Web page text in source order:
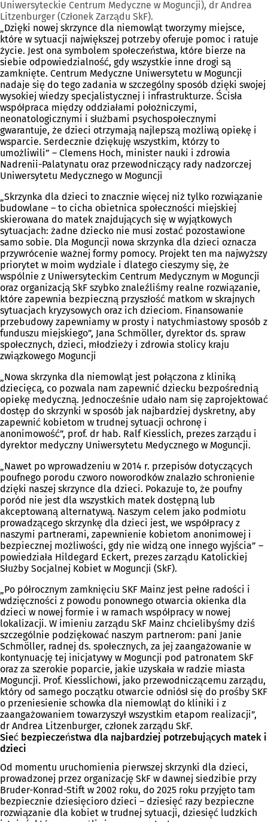
Uniwersyteckie Centrum Medyczne w Moguncji), dr Andrea
Litzenburger (Członek Zarządu SkF).
„Dzięki nowej skrzynce dla niemowląt tworzymy miejsce,
które w sytuacji największej potrzeby oferuje pomoc i ratuje
życie. Jest ona symbolem społeczeństwa, które bierze na
siebie odpowiedzialność, gdy wszystkie inne drogi są
zamknięte. Centrum Medyczne Uniwersytetu w Moguncji
nadaje się do tego zadania w szczególny sposób dzięki swojej
wysokiej wiedzy specjalistycznej i infrastrukturze. Ścisła
współpraca między oddziałami położniczymi,
neonatologicznymi i służbami psychospołecznymi
gwarantuje, że dzieci otrzymają najlepszą możliwą opiekę i
wsparcie. Serdecznie dziękuję wszystkim, którzy to
umożliwili” – Clemens Hoch, minister nauki i zdrowia
Nadrenii-Palatynatu oraz przewodniczący rady nadzorczej
Uniwersytetu Medycznego w Moguncji
„Skrzynka dla dzieci to znacznie więcej niż tylko rozwiązanie
budowlane – to cicha obietnica społeczności miejskiej
skierowana do matek znajdujących się w wyjątkowych
sytuacjach: żadne dziecko nie musi zostać pozostawione
samo sobie. Dla Moguncji nowa skrzynka dla dzieci oznacza
przywrócenie ważnej formy pomocy. Projekt ten ma najwyższy
priorytet w moim wydziale i dlatego cieszymy się, że
wspólnie z Uniwersyteckim Centrum Medycznym w Moguncji
oraz organizacją SkF szybko znaleźliśmy realne rozwiązanie,
które zapewnia bezpieczną przyszłość matkom w skrajnych
sytuacjach kryzysowych oraz ich dzieciom. Finansowanie
przebudowy zapewniamy w prosty i natychmiastowy sposób z
funduszu miejskiego”, Jana Schmöller, dyrektor ds. spraw
społecznych, dzieci, młodzieży i zdrowia stolicy kraju
związkowego Moguncji
„Nowa skrzynka dla niemowląt jest połączona z kliniką
dziecięcą, co pozwala nam zapewnić dziecku bezpośrednią
opiekę medyczną. Jednocześnie udało nam się zaprojektować
dostęp do skrzynki w sposób jak najbardziej dyskretny, aby
zapewnić kobietom w trudnej sytuacji ochronę i
anonimowość”, prof. dr hab. Ralf Kiesslich, prezes zarządu i
dyrektor medyczny Uniwersytetu Medycznego w Moguncji.
„Nawet po wprowadzeniu w 2014 r. przepisów dotyczących
poufnego porodu czworo noworodków znalazło schronienie
dzięki naszej skrzynce dla dzieci. Pokazuje to, że poufny
poród nie jest dla wszystkich matek dostępną lub
akceptowaną alternatywą. Naszym celem jako podmiotu
prowadzącego skrzynkę dla dzieci jest, we współpracy z
naszymi partnerami, zapewnienie kobietom anonimowej i
bezpiecznej możliwości, gdy nie widzą one innego wyjścia” –
powiedziała Hildegard Eckert, prezes zarządu Katolickiej
Służby Socjalnej Kobiet w Moguncji (SkF).
„Po półrocznym zamknięciu SKF Mainz jest pełne radości i
wdzięczności z powodu ponownego otwarcia okienka dla
dzieci w nowej formie i w ramach współpracy w nowej
lokalizacji. W imieniu zarządu SkF Mainz chcielibyśmy dziś
szczególnie podziękować naszym partnerom: pani Janie
Schmöller, radnej ds. społecznych, za jej zaangażowanie w
kontynuację tej inicjatywy w Moguncji pod patronatem SkF
oraz za szerokie poparcie, jakie uzyskała w radzie miasta
Moguncji. Prof. Kiesslichowi, jako przewodniczącemu zarządu,
który od samego początku otwarcie odniósł się do prośby SKF
o przeniesienie schowka dla niemowląt do kliniki i z
zaangażowaniem towarzyszył wszystkim etapom realizacji”,
dr Andrea Litzenburger, członek zarządu SkF.
Sieć bezpieczeństwa dla najbardziej potrzebujących matek i
dzieci
Od momentu uruchomienia pierwszej skrzynki dla dzieci,
prowadzonej przez organizację SkF w dawnej siedzibie przy
Bruder-Konrad-Stift w 2002 roku, do 2025 roku przyjęto tam
bezpiecznie dziesięcioro dzieci – dziesięć razy bezpieczne
rozwiązanie dla kobiet w trudnej sytuacji, dziesięć ludzkich